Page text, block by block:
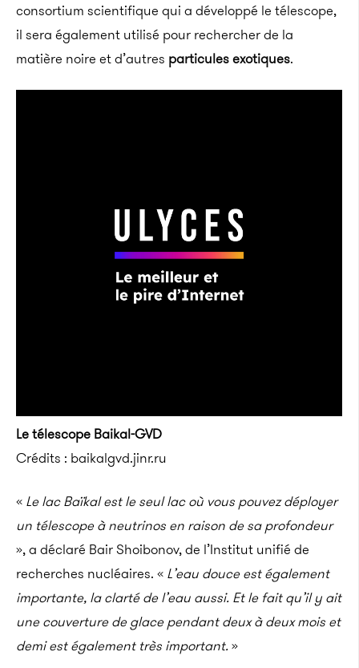
consortium scientifique qui a développé le télescope,
il sera également utilisé pour rechercher de la
matière noire et d’autres particules exotiques.
Le télescope Baikal-GVD
Crédits : baikalgvd.jinr.ru
« Le lac Baïkal est le seul lac où vous pouvez déployer
un télescope à neutrinos en raison de sa profondeur
», a déclaré Bair Shoibonov, de l’Institut unifié de
recherches nucléaires. « L’eau douce est également
importante, la clarté de l’eau aussi. Et le fait qu’il y ait
une couverture de glace pendant deux à deux mois et
demi est également très important.»